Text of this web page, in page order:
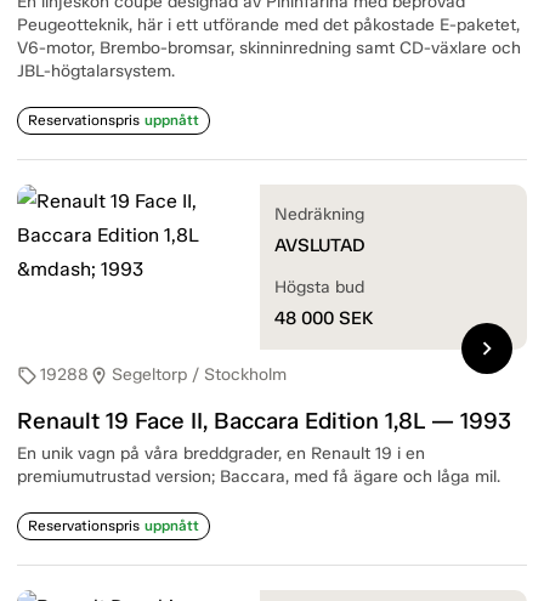
Peugeotteknik, här i ett utförande med det påkostade E-paketet,
V6-motor, Brembo-bromsar, skinninredning samt CD-växlare och
JBL-högtalarsystem.
Reservationspris uppnått
sell19288 location_on Segeltorp / Stockholm
Renault 19 Face II, Baccara Edition 1,8L — 1993
En unik vagn på våra breddgrader, en Renault 19 i en
premiumutrustad version; Baccara, med få ägare och låga mil.
Reservationspris uppnått
Nedräkning
AVSLUTAD
Högsta bud
48 000 SEK
chevron_right